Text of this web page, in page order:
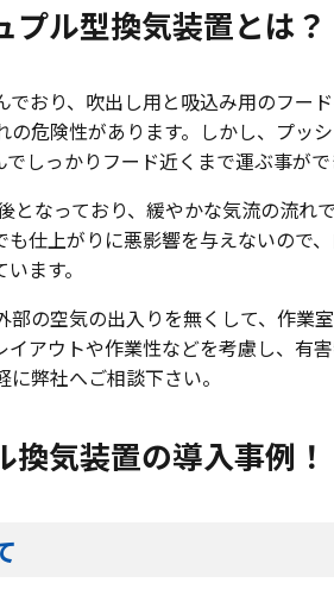
ル型換気装置とは？
おり、吹出し用と吸込み用のフー
危険性があります。しかし、プ
しっかりフード近くまで運ぶ事がで
なっており、緩やかな気流の流
仕上がりに悪影響を与えないので
ます。
の空気の出入りを無くして、作業
アウトや作業性などを考慮し、有
弊社へご相談下さい。
気装置の導入事例！